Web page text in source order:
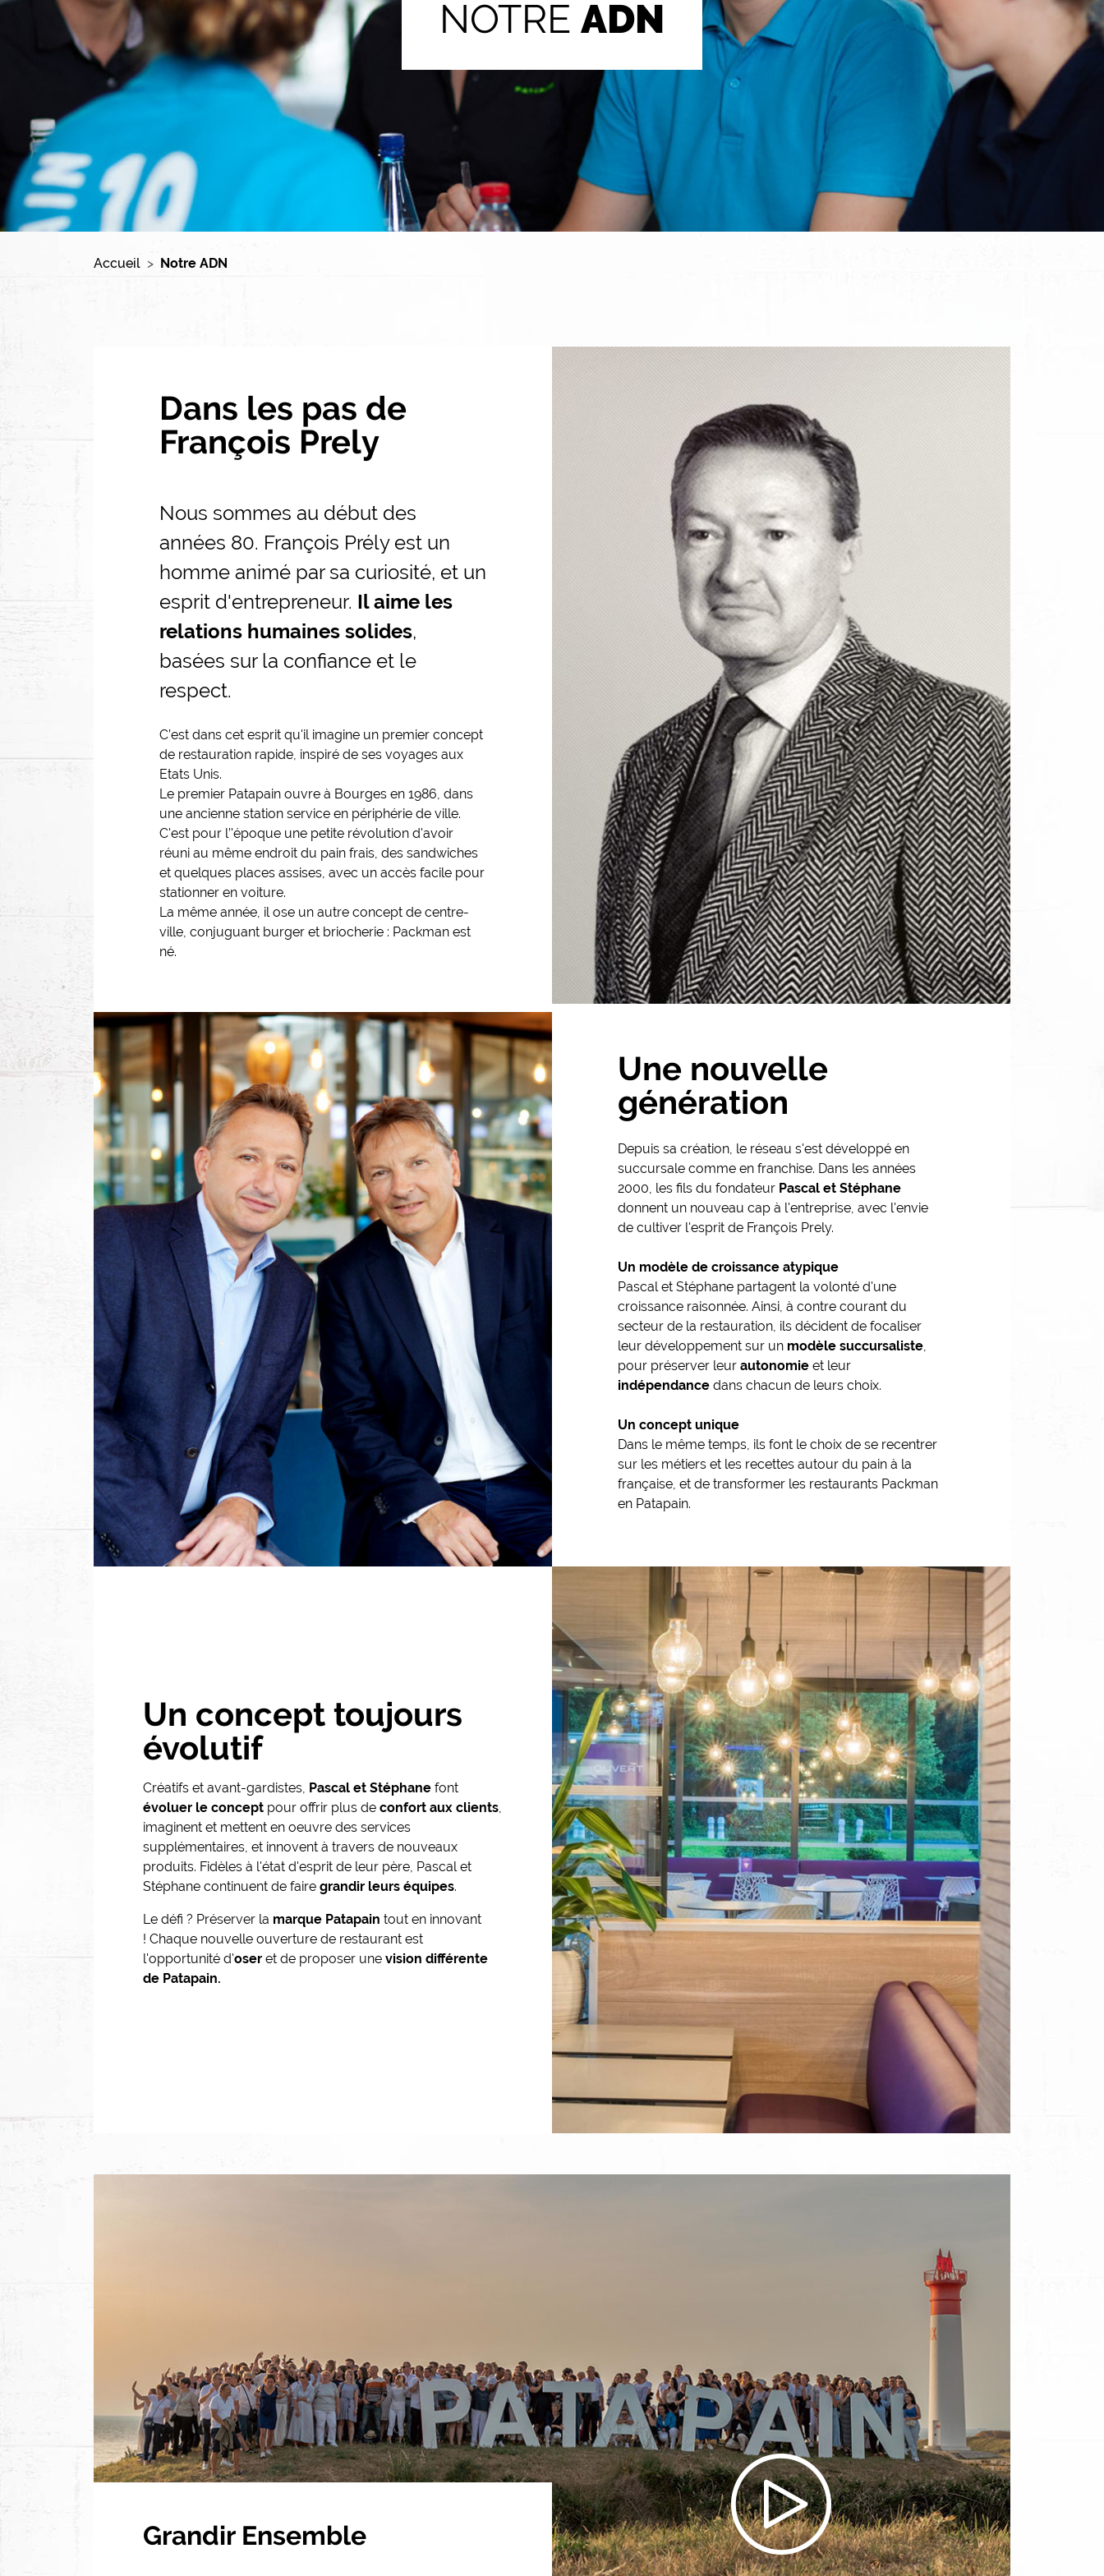
NOTRE ADN
Accueil Notre ADN
Texte
Dans les pas de
François Prely
Nous sommes au début des
années 80. François Prély est un
homme animé par sa curiosité, et un
esprit d'entrepreneur. Il aime les
relations humaines solides,
basées sur la confiance et le
respect.
C’est dans cet esprit qu'il imagine un premier concept
de restauration rapide, inspiré de ses voyages aux
Etats Unis.
Le premier Patapain ouvre à Bourges en 1986, dans
une ancienne station service en périphérie de ville.
C'est pour l’'époque une petite révolution d'avoir
réuni au même endroit du pain frais, des sandwiches
et quelques places assises, avec un accès facile pour
stationner en voiture.
La même année, il ose un autre concept de centre-
ville, conjuguant burger et briocherie : Packman est
né.
Contenu groupe 2
Une nouvelle
génération
Depuis sa création, le réseau s'est développé en
succursale comme en franchise. Dans les années
2000, les fils du fondateur Pascal et Stéphane
donnent un nouveau cap à l'entreprise, avec l'envie
de cultiver l'esprit de François Prely.
Un modèle de croissance atypique
Pascal et Stéphane partagent la volonté d'une
croissance raisonnée. Ainsi, à contre courant du
secteur de la restauration, ils décident de focaliser
leur développement sur un modèle succursaliste
pour préserver leur autonomie et leur
indépendance dans chacun de leurs choix.
Un concept unique
Dans le même temps, ils font le choix de se recentrer
sur les métiers et les recettes autour du pain à la
française, et de transformer les restaurants Packman
en Patapain.
Contenu groupe 3
Un concept toujours
évolutif
Créatifs et avant-gardistes, Pascal et Stéphane font
évoluer le concept pour offrir plus de confort aux clients,
imaginent et mettent en oeuvre des services
supplémentaires, et innovent à travers de nouveaux
produits. Fidèles à l'état d'esprit de leur père, Pascal et
Stéphane continuent de faire grandir leurs équipes.
Le défi ? Préserver la marque Patapain tout en innovant
! Chaque nouvelle ouverture de restaurant est
l'opportunité d'oser et de proposer une vision différente
de Patapain.
Grandir Ensemble